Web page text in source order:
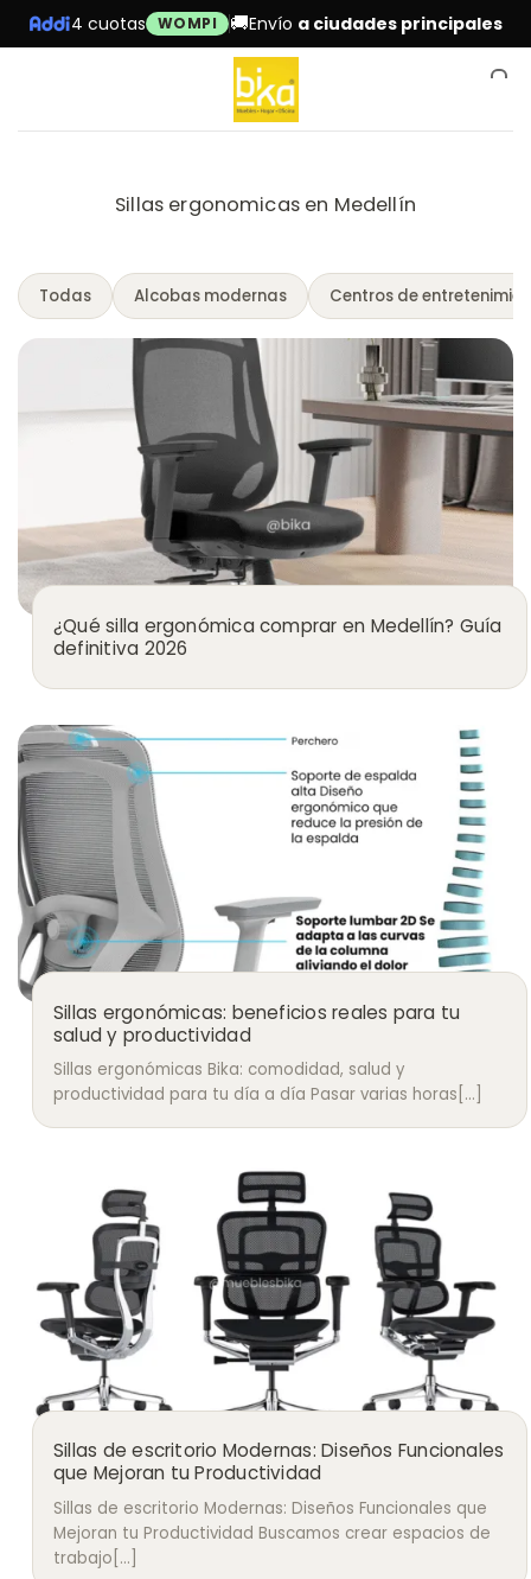
Skip
to
4 cuotas WOMPI 🚚Envío a ciudades principales
Sillas ergonomicas en Medellín
Todas Alcobas modernas Centros de
¿Qué silla ergonómica comprar en Medellín? Guía
definitiva 2026
Sillas ergonómicas: beneficios reales para tu
salud y productividad
Sillas ergonómicas Bika: comodidad, salud y
productividad para tu día a día Pasar varias horas[...]
Sillas de escritorio Modernas: Diseños Funcionales
que Mejoran tu Productividad
Sillas de escritorio Modernas: Diseños Funcionales que
Mejoran tu Productividad Buscamos crear espacios de
trabajo[...]